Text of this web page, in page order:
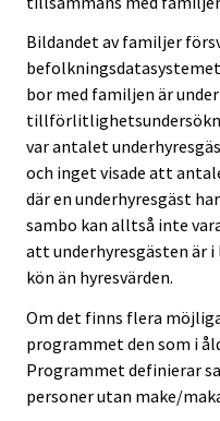
Bildandet av familjer
bor med familjen är
var antalet
och inget visade att
där en underhyresgäst
sambo kan alltså inte
att underhyresgästen är
kön än hyresvärden.
Om det finns flera
programmet den som i
Programmet definierar
personer utan make/